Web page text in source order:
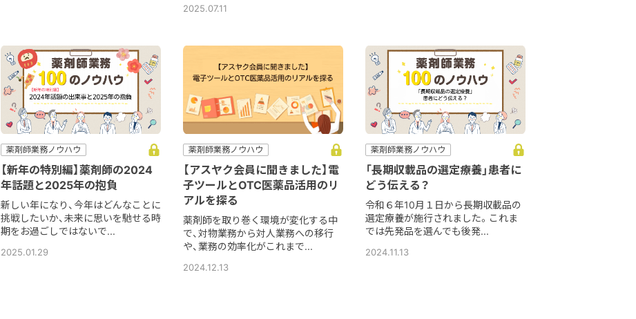
2025.07.11
薬剤師業務ノウハウ
【新年の特別編】薬剤師の2024
年話題と2025年の抱負
新しい年になり、今年はどんなことに
挑戦したいか、未来に思いを馳せる時
期をお過ごしではないで...
2025.01.29
薬剤師業務ノウハウ
【アスヤク会員に聞きました】電
子ツールとOTC医薬品活用のリ
アルを探る
薬剤師を取り巻く環境が変化する中
で、対物業務から対人業務への移行
や、業務の効率化がこれまで...
2024.12.13
薬剤師業務ノウハウ
「長期収載品の選定療養」患者に
どう伝える？
令和６年10月１日から長期収載品の
選定療養が施行されました。これま
では先発品を選んでも後発...
2024.11.13